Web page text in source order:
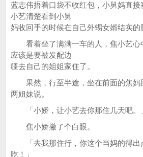
蓝志伟捂着口袋不收红包，小舅妈直
小艺清楚看到小舅
妈收回手的时候在自己外甥女婿结实的
看着坐了满满一车的人，焦小艺心
应该是要被发配边
疆去自己的姐姐家住了。
果然，行至半途，坐在前面的焦妈
两姐妹说。
「小娇，让小艺去你那住几天吧。
焦小娇撇了个白眼。
「去我那住行，你这个当妈的得出
吃！」